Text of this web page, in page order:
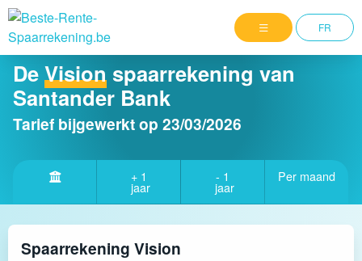
FR
DeVisionspaarrekening van
Santander Bank
Tarief bijgewerkt op 23/03/2026
+ 1
jaar
- 1
jaar
Per maand
Spaarrekening Vision